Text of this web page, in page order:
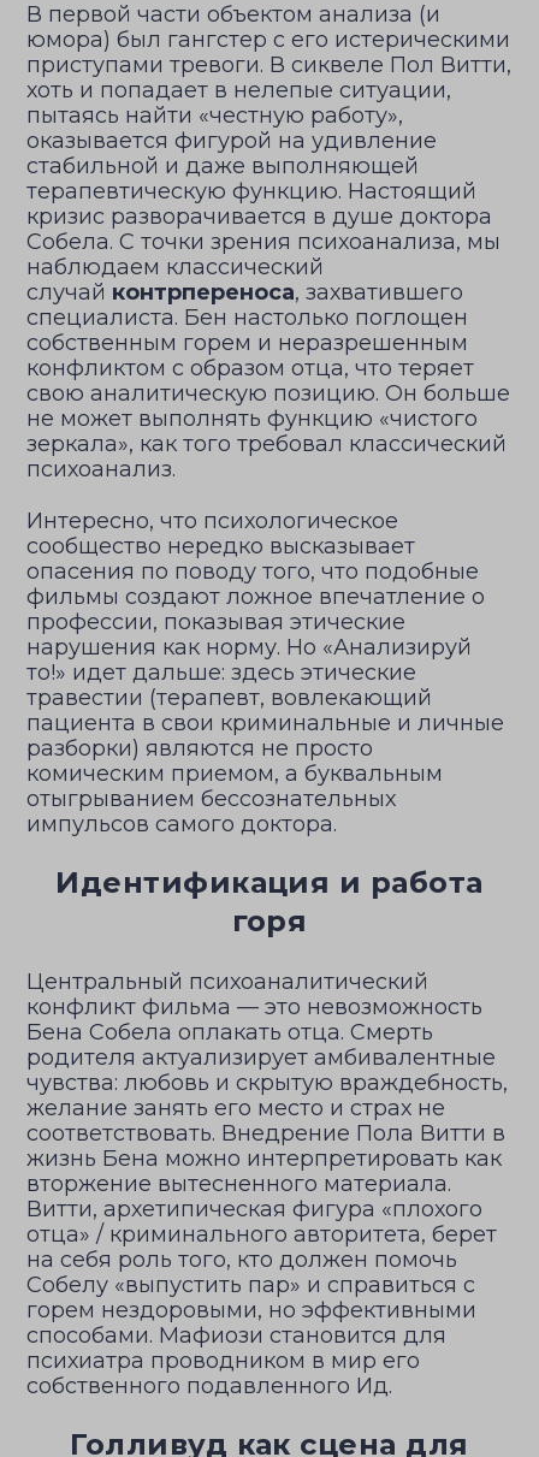
В первой части объектом анализа (и
юмора) был гангстер с его истерическими
приступами тревоги. В сиквеле Пол Витти,
хоть и попадает в нелепые ситуации,
пытаясь найти «честную работу»,
оказывается фигурой на удивление
стабильной и даже выполняющей
терапевтическую функцию. Настоящий
кризис разворачивается в душе доктора
Собела. С точки зрения психоанализа, мы
наблюдаем классический
случай контрпереноса, захватившего
специалиста. Бен настолько поглощен
собственным горем и неразрешенным
конфликтом с образом отца, что теряет
свою аналитическую позицию. Он больше
не может выполнять функцию «чистого
зеркала», как того требовал классический
психоанализ.
Интересно, что психологическое
сообщество нередко высказывает
опасения по поводу того, что подобные
фильмы создают ложное впечатление о
профессии, показывая этические
нарушения как норму. Но «Анализируй
то!» идет дальше: здесь этические
травестии (терапевт, вовлекающий
пациента в свои криминальные и личные
разборки) являются не просто
комическим приемом, а буквальным
отыгрыванием бессознательных
импульсов самого доктора.
Идентификация и работа
горя
Центральный психоаналитический
конфликт фильма — это невозможность
Бена Собела оплакать отца. Смерть
родителя актуализирует амбивалентные
чувства: любовь и скрытую враждебность,
желание занять его место и страх не
соответствовать. Внедрение Пола Витти в
жизнь Бена можно интерпретировать как
вторжение вытесненного материала.
Витти, архетипическая фигура «плохого
отца» / криминального авторитета, берет
на себя роль того, кто должен помочь
Собелу «выпустить пар» и справиться с
горем нездоровыми, но эффективными
способами. Мафиози становится для
психиатра проводником в мир его
собственного подавленного Ид.
Голливуд как сцена для